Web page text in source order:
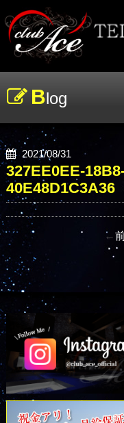
Blog
2021/08/31
327EE0EE-
40E48D1C3A36
←